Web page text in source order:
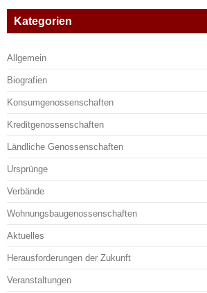
Kategorien
Allgemein
Biografien
Konsumgenossenschaften
Kreditgenossenschaften
Ländliche Genossenschaften
Ursprünge
Verbände
Wohnungsbaugenossenschaften
Aktuelles
Herausforderungen der Zukunft
Veranstaltungen